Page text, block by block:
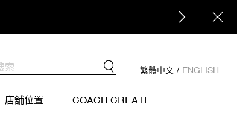
繁體中文 / ENGLISH
店舖位置 COACH CREATE